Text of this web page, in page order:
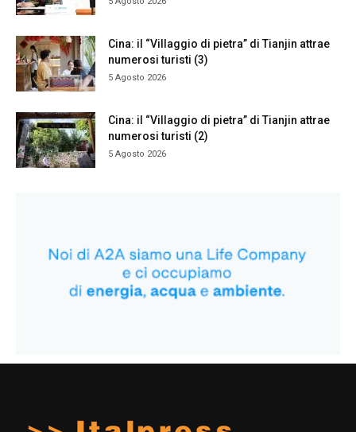
Cina: il “Villaggio di pietra” di Tianjin attrae
numerosi turisti (3)
5 Agosto 2026
Cina: il “Villaggio di pietra” di Tianjin attrae
numerosi turisti (2)
5 Agosto 2026